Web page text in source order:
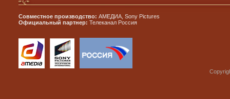
Совместное производство: АМЕДИА, Sony Pictures
Официальный партнер: Телеканал Россия